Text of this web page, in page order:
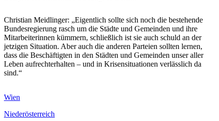
Christian Meidlinger: „Eigentlich sollte sich noch die bestehende
Bundesregierung rasch um die Städte und Gemeinden und ihre
Mitarbeiterinnen kümmern, schließlich ist sie auch schuld an der
jetzigen Situation. Aber auch die anderen Parteien sollten lernen,
dass die Beschäftigten in den Städten und Gemeinden unser aller
Leben aufrechterhalten – und in Krisensituationen verlässlich da
sind.“
Wien
Niederösterreich